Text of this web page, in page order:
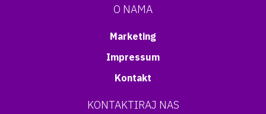
O NAMA
Marketing
Impressum
Kontakt
KONTAKTIRAJ NAS